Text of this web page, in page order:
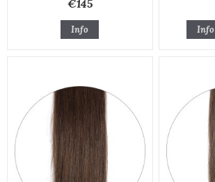
€145
Info Info